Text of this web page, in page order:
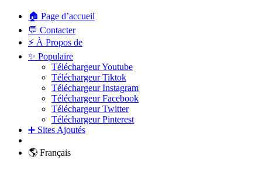
🏠 Page d’accueil
💬 Contacter
⚡ À Propos de
✨ Populaire
Téléchargeur Youtube
Téléchargeur Tiktok
Téléchargeur Instagram
Téléchargeur Facebook
Téléchargeur Twitter
Téléchargeur Pinterest
➕ Sites Ajoutés
🌎 Français